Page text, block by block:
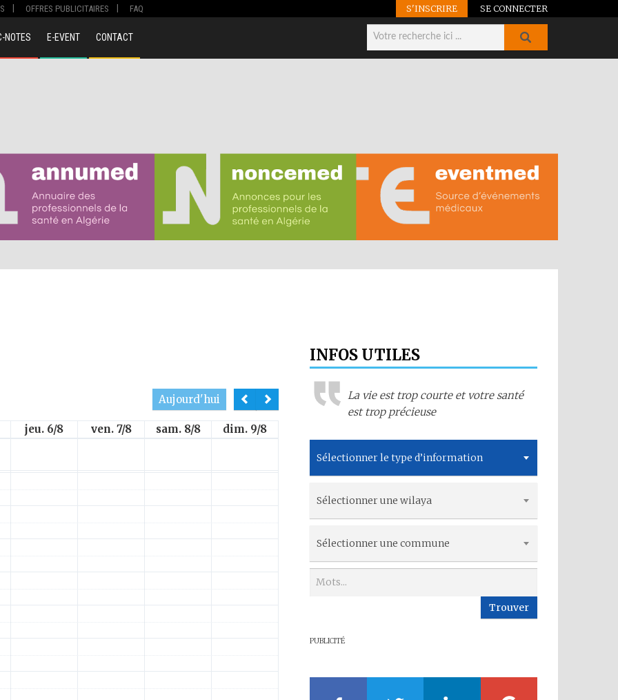
OFFRES PUBLICITAIRES FAQ S'INSCRIRE SE CONNECTER
NOTES E-EVENT CONTACT
Aujourd'hui
jeu. 6/8 ven. 7/8 sam. 8/8
dim. 9/8
INFOS UTILES
La vie est trop courte et votre santé
est trop précieuse
Sélectionner le type d’information
Sélectionner une wilaya
Sélectionner une commune
Trouver
PUBLICITÉ